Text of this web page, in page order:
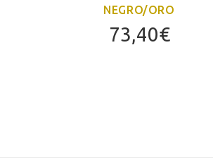
NEGRO/ORO
73,40€